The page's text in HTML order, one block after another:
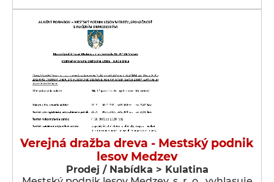
Verejná dražba dreva - Mestský podnik
lesov Medzev
Prodej / Nabídka > Kulatina